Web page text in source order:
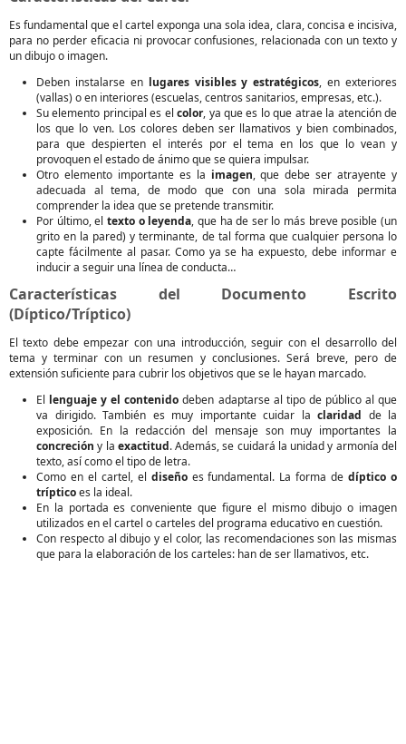
Es fundamental que el cartel exponga una sola idea, clara, concisa e incisiva,
para no perder eficacia ni provocar confusiones, relacionada con un texto y
un dibujo o imagen.
Deben instalarse en lugares visibles y estratégicos, en exteriores
(vallas) o en interiores (escuelas, centros sanitarios, empresas, etc.).
Su elemento principal es elcolor, ya que es lo que atrae la atención de
los que lo ven. Los colores deben ser llamativos y bien combinados,
para que despierten el interés por el tema en los que lo vean y
provoquen el estado de ánimo que se quiera impulsar.
Otro elemento importante es la imagen, que debe ser atrayente y
adecuada al tema, de modo que con una sola mirada permita
comprender la idea que se pretende transmitir.
Por último, el texto o leyenda, que ha de ser lo más breve posible (un
grito en la pared) y terminante, de tal forma que cualquier persona lo
capte fácilmente al pasar. Como ya se ha expuesto, debe informar e
inducir a seguir una línea de conducta…
Características del Documento Escrito
(Díptico/Tríptico)
El texto debe empezar con una introducción, seguir con el desarrollo del
tema y terminar con un resumen y conclusiones. Será breve, pero de
extensión suficiente para cubrir los objetivos que se le hayan marcado.
El lenguaje y el contenido deben adaptarse al tipo de público al que
va dirigido. También es muy importante cuidar la claridad de la
exposición. En la redacción del mensaje son muy importantes la
concreción y la exactitud. Además, se cuidará la unidad y armonía del
texto, así como el tipo de letra.
Como en el cartel, el diseñoes fundamental. La forma dedíptico o
trípticoes la ideal.
En la portada es conveniente que figure el mismo dibujo o imagen
utilizados en el cartel o carteles del programa educativo en cuestión.
Con respecto al dibujo y el color, las recomendaciones son las mismas
que para la elaboración de los carteles: han de ser llamativos, etc.